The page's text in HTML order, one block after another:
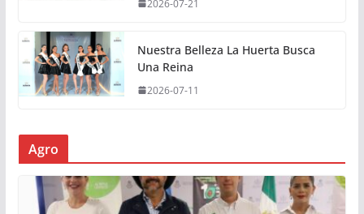
2026-07-21
Nuestra Belleza La Huerta Busca
Una Reina
2026-07-11
Agro